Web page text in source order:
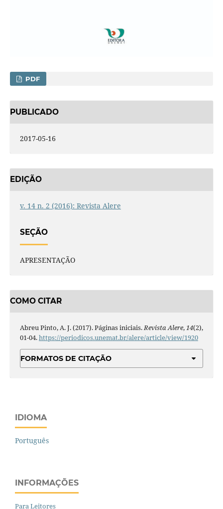
PDF
PUBLICADO
2017-05-16
EDIÇÃO
v. 14 n. 2 (2016): Revista Alere
SEÇÃO
APRESENTAÇÃO
COMO CITAR
Abreu Pinto, A. J. (2017). Páginas iniciais.Revista Alere,14(2),
01-04.https://periodicos.unemat.br/alere/article/view/1920
FORMATOS DE CITAÇÃO
IDIOMA
Português
INFORMAÇÕES
Para Leitores